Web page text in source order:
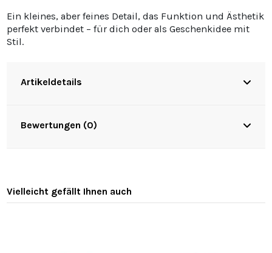
Ein kleines, aber feines Detail, das Funktion und Ästhetik
perfekt verbindet – für dich oder als Geschenkidee mit
Stil.
Artikeldetails
Bewertungen (0)
Vielleicht gefällt Ihnen auch